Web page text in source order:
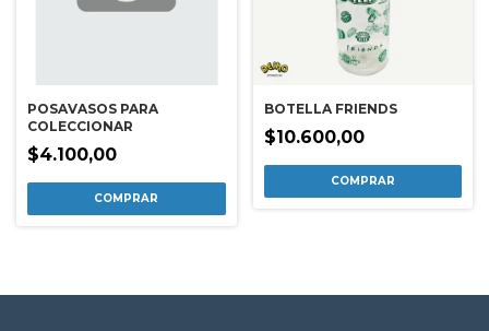
POSAVASOS PARA
COLECCIONAR
$4.100,00
BOTELLA FRIENDS
$10.600,00